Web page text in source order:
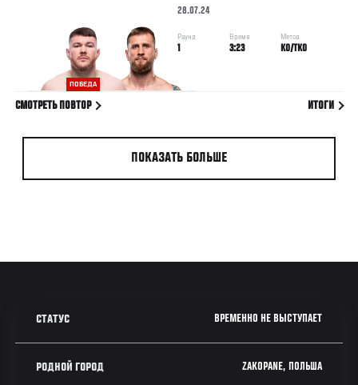
ПОБЕДА
28.07.24
Раунд
1
Время
3:23
Метод
KO/TKO
СМОТРЕТЬ ПОВТОР ИТОГИ
ПОКАЗАТЬ БОЛЬШЕ
СТАТУС ВРЕМЕННО НЕ ВЫСТУПАЕТ
РОДНОЙ ГОРОД ZAKOPANE, ПОЛЬША